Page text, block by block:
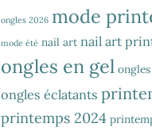
ongles 2026 mode
mode été nail art nail art
ongles en gel
ongles éclatants
printemps 2024